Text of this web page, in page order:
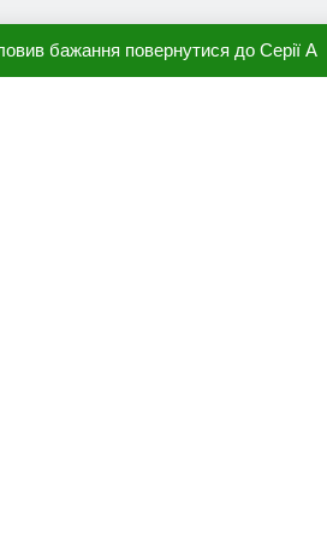
бажання повернутися до Серії А